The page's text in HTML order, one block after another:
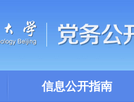
信息公开指南